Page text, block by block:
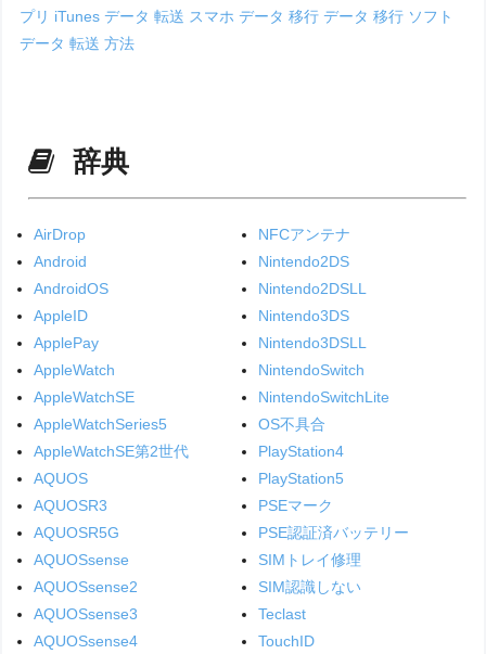
プリ iTunes データ 転送 スマホ データ 移行データ 移行 ソフト
データ 転送 方法
辞典
AirDrop
Android
AndroidOS
AppleID
ApplePay
AppleWatch
AppleWatchSE
AppleWatchSeries5
AppleWatchSE第2世代
AQUOS
AQUOSR3
AQUOSR5G
AQUOSsense
AQUOSsense2
AQUOSsense3
AQUOSsense4
NFCアンテナ
Nintendo2DS
Nintendo2DSLL
Nintendo3DS
Nintendo3DSLL
NintendoSwitch
NintendoSwitchLite
OS不具合
PlayStation4
PlayStation5
PSEマーク
PSE認証済バッテリー
SIMトレイ修理
SIM認識しない
Teclast
TouchID